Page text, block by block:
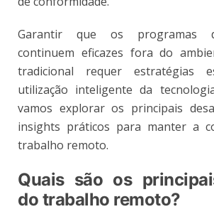
Garantir que os programas
continuem eficazes fora do
tradicional requer estratégias
utilização inteligente da
vamos explorar os principais
insights práticos para manter a
trabalho remoto.
Quais são os
do trabalho remoto?